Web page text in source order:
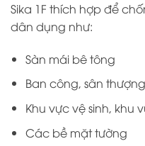
Sika 1F thích hợp để
dân dụng như:
Sàn mái bê tông
Ban công, sân thượng
Khu vực vệ sinh, khu
Các bề mặt tường